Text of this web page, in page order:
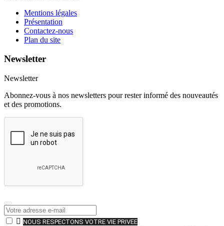
Mentions légales
Présentation
Contactez-nous
Plan du site
Newsletter
Newsletter
Abonnez-vous à nos newsletters pour rester informé des nouveautés
et des promotions.
 NOUS RESPECTONS VOTRE VIE PRIVEE